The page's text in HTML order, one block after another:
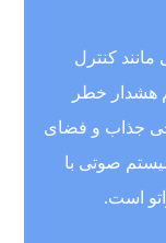
کنترل
هشدار خطر
جذاب و فضای
صوتی با
است.